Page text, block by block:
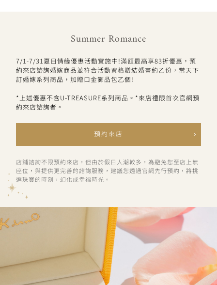
Summer Romance
7/1-7/31夏日情緣優惠活動實施中!滿額最高享83折優惠，預
約來店諮詢婚嫁商品並符合活動資格贈結婚書約乙份，當天下
訂婚嫁系列商品，加贈口金飾品包乙個!
*上述優惠不含U-TREASURE系列商品。*來店禮限首次官網預
約來店諮詢者。
預約來店
店鋪諮詢不限預約來店，但由於假日人潮較多，為避免您至店上無
座位，與提供更完善的諮詢服務，建議您透過官網先行預約，將挑
選珠寶的時刻，幻化成幸福時光。